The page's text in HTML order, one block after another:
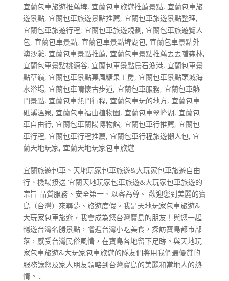
宜蘭包車旅遊推薦埤, 宜蘭包車旅遊推薦景點, 宜蘭包車旅
遊景點, 宜蘭包車旅遊景點推薦, 宜蘭包車旅遊景點整理,
宜蘭包車旅遊行程, 宜蘭包車旅遊規劃, 宜蘭包車旅遊覽人
包, 宜蘭包車景點, 宜蘭包車景點埤湖包, 宜蘭包車景點外
澳沙灘, 宜蘭包車景點推薦, 宜蘭包車景點推薦丟丟噹森林,
宜蘭包車景點桃源谷, 宜蘭包車景點烏石漁港, 宜蘭包車景
點草嶺, 宜蘭包車景點菓風糖果工房, 宜蘭包車景點頭城海
水浴場, 宜蘭包車晴懷古步道, 宜蘭包車服務, 宜蘭包車熱
門景點, 宜蘭包車熱門行程, 宜蘭包車玩的地方, 宜蘭包車
礁溪溫泉, 宜蘭包車福山植物園, 宜蘭包車翠峰湖, 宜蘭包
車自由行, 宜蘭包車蘭陽博物館, 宜蘭包車行推薦, 宜蘭包
車行程, 宜蘭包車行程推薦, 宜蘭包車行程旅遊懶人包, 宜
蘭天地玩家, 宜蘭天地玩家包車旅遊
宜蘭旅遊包車、天地玩家包車旅遊&大玩家包車旅遊自由
行、機場接送 宜蘭天地玩家包車旅遊&大玩家包車旅遊的
宗旨 品質服務、安全第一、以客為尊。 歡迎您到美麗的寶
島（台灣）來尋夢、旅遊度假。我是天地玩家包車旅遊&
大玩家包車旅遊，我會成為您台灣寶島的朋友！與您一起
暢遊台灣名勝景點，嚐遍台灣小吃美食，探訪寶島都市部
落，感受台灣民俗風情，在寶島各地留下足跡。與天地玩
家包車旅遊&大玩家包車旅遊的隊友們將用我們最優質的
服務讓您及家人朋友領略到台灣寶島的美麗和當地人的熱
情。...